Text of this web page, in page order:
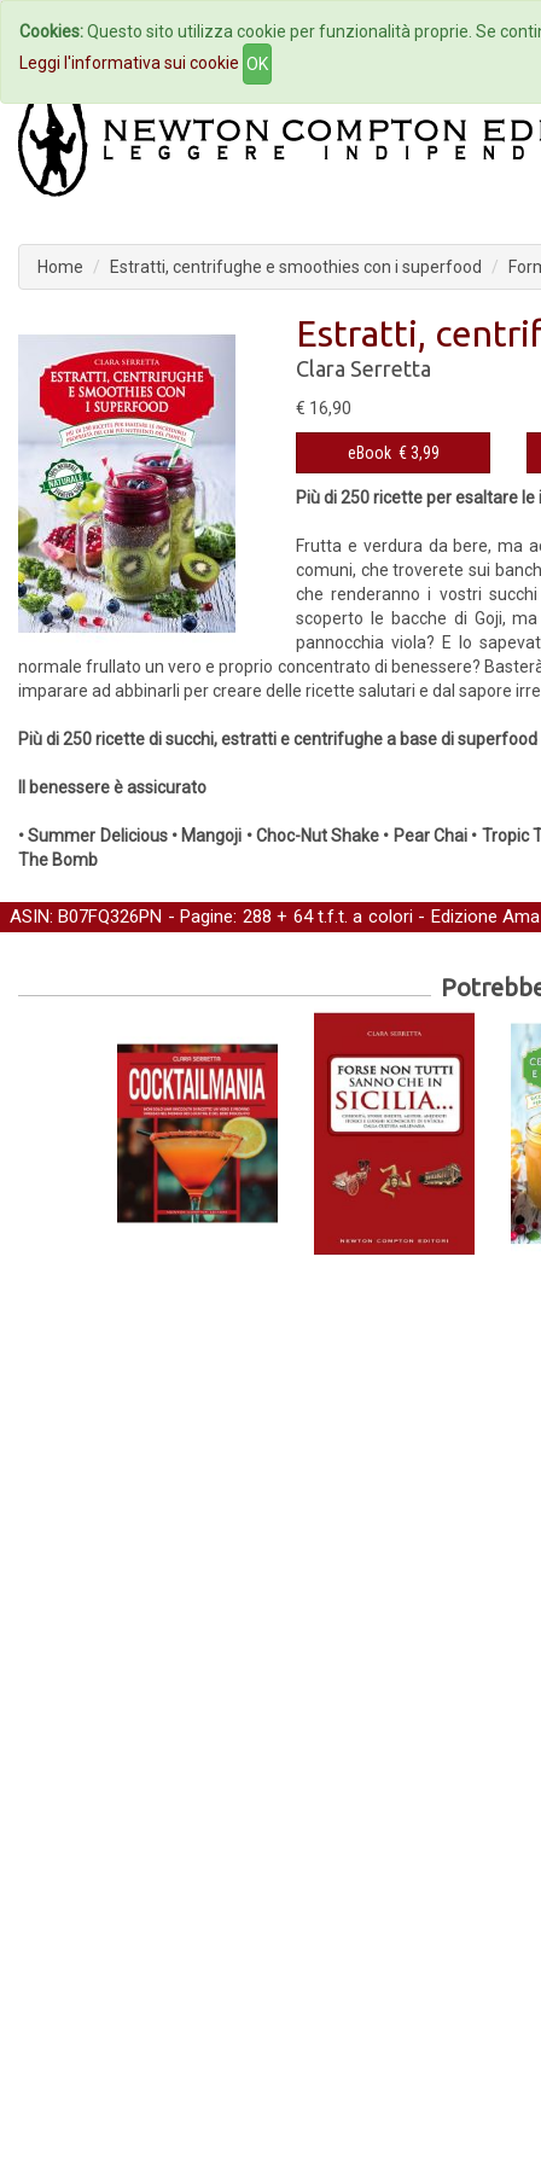
Home Autori Eventi
Home Estratti, centrifughe e smoothies con i superfood
Estratti,
Clara Serretta
€ 16,90
eBook € 3,99
Più di 250 ricette per esaltare
Frutta e verdura da bere, ma
comuni, che troverete sui
che renderanno i vostri
scoperto le bacche di Goji,
pannocchia viola? E lo
normale frullato un vero e proprio concentrato di benessere?
imparare ad abbinarli per creare delle ricette salutari e dal sapore
Più di 250 ricette di succhi, estratti e centrifughe a base di
Il benessere è assicurato
• Summer Delicious • Mangoji • Choc-Nut Shake • Pear Chai •
The Bomb
ASIN: B07FQ326PN - Pagine: 288 + 64 t.f.t. a colori - Edizione
Cookies:Questo sito utilizza cookie per funzionalità proprie. Se
Leggi l'informativa sui cookie OK